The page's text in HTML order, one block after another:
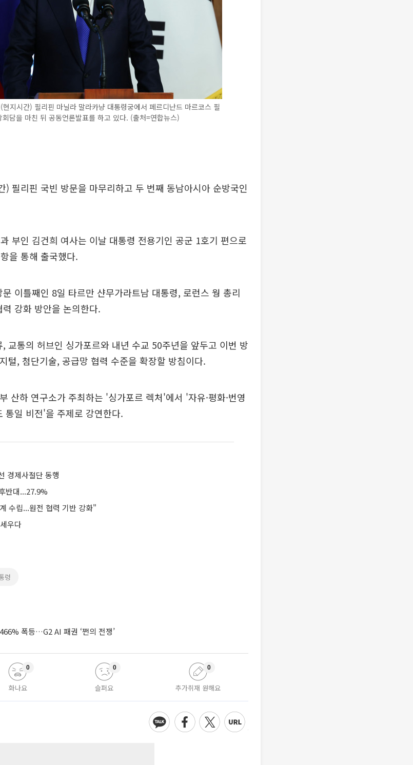
지시간) 필리핀 마닐라 말라카냥 대통령궁에서 페르디난드 마르코스 필
회담을 마친 뒤 공동언론발표를 하고 있다. (출처=연합뉴스)
) 필리핀 국빈 방문을 마무리하고 두 번째 동남아시아 순방국인
부인 김건희 여사는 이날 대통령 전용기인 공군 1호기 편으로
을 통해 출국했다.
이틀째인 8일 타르만 샨무가라트남 대통령, 로런스 웡 총리
강화 방안을 논의한다.
교통의 허브인 싱가포르와 내년 수교 50주년을 앞두고 이번 방
털, 첨단기술, 공급망 협력 수준을 확장할 방침이다.
산하 연구소가 주최하는 '싱가포르 렉처'에서 '자유·평화·번영
통일 비전'을 주제로 강연한다.
경제사절단 동행
반대...27.9%
수립...원전 협력 기반 강화"
우다
령
폭등…G2 AI 패권 ‘쩐의 전쟁’
화나요
0
슬퍼요
0
추가취재 원해요
0